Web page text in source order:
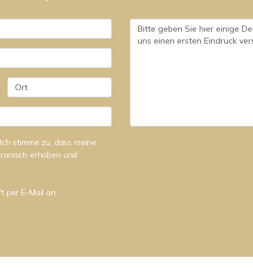
stimme zu, dass meine
erhoben und
per E-Mail an